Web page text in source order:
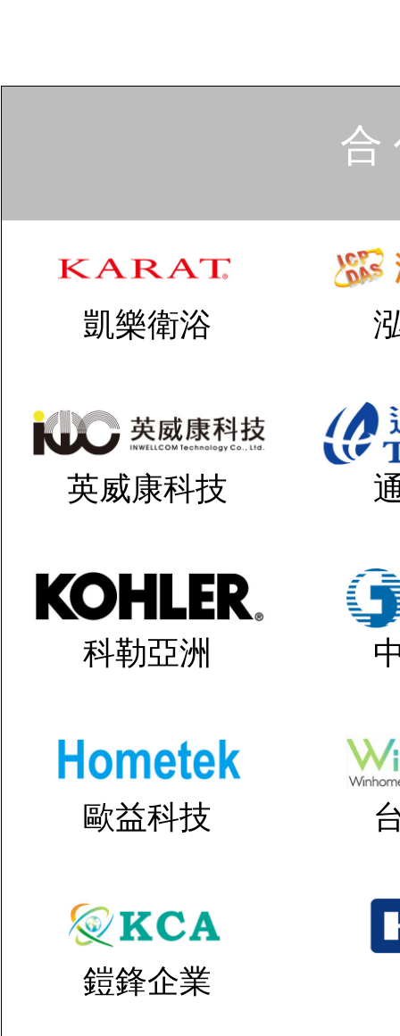
合
凱樂衛浴
英威康科技
科勒亞洲
歐益科技
鎧鋒企業